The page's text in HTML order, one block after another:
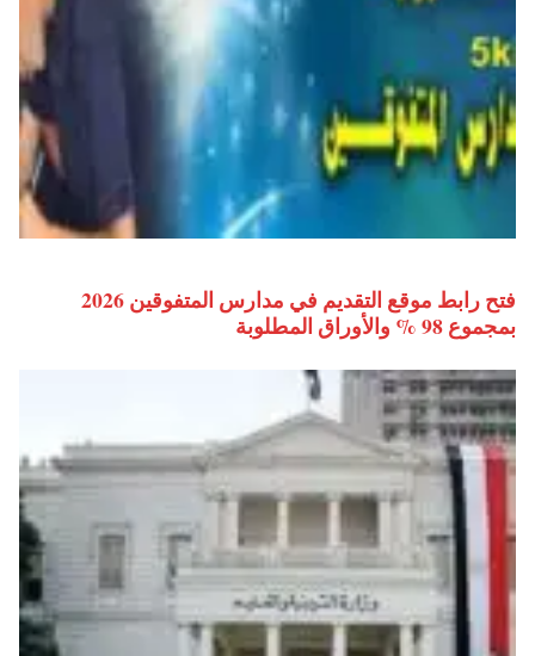
فتح رابط موقع التقديم في مدارس المتفوقين 2026
بمجموع 98 % والأوراق المطلوبة